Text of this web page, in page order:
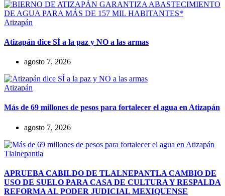
Atizapán
Atizapán dice SÍ a la paz y NO a las armas
agosto 7, 2026
Atizapán
Más de 69 millones de pesos para fortalecer el agua en Atizapán
agosto 7, 2026
Tlalnepantla
APRUEBA CABILDO DE TLALNEPANTLA CAMBIO DE
USO DE SUELO PARA CASA DE CULTURA Y RESPALDA
REFORMA AL PODER JUDICIAL MEXIQUENSE